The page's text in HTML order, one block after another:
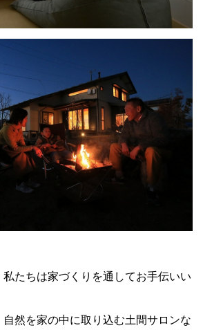
たちは家づくりを通してお手伝いい
然を家の中に取り込む土間サロンな